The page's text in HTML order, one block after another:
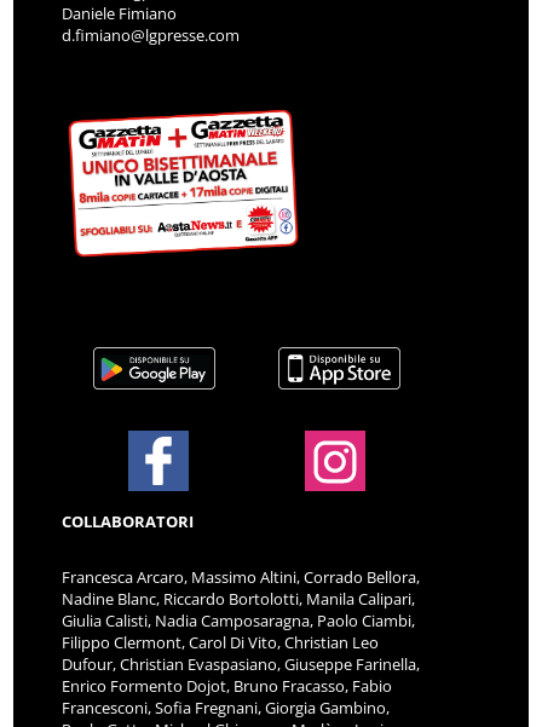
Daniele Fimiano
d.fimiano@lgpresse.com
COLLABORATORI
Francesca Arcaro, Massimo Altini, Corrado Bellora,
Nadine Blanc, Riccardo Bortolotti, Manila Calipari,
Giulia Calisti, Nadia Camposaragna, Paolo Ciambi,
Filippo Clermont, Carol Di Vito, Christian Leo
Dufour, Christian Evaspasiano, Giuseppe Farinella,
Enrico Formento Dojot, Bruno Fracasso, Fabio
Francesconi, Sofia Fregnani, Giorgia Gambino,